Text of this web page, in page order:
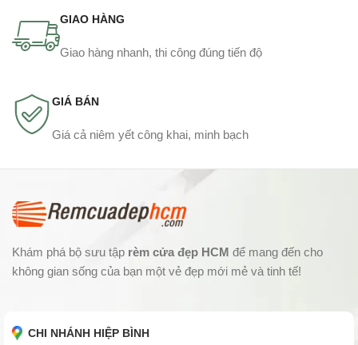
GIAO HÀNG
Giao hàng nhanh, thi công đúng tiến độ
GIÁ BÁN
Giá cả niêm yết công khai, minh bạch
Khám phá bộ sưu tập rèm cửa đẹp HCM để mang đến cho
không gian sống của bạn một vẻ đẹp mới mẻ và tinh tế!
CHI NHÁNH HIỆP BÌNH